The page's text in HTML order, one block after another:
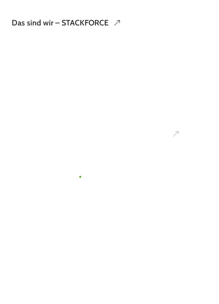
Das sind wir – STACKFORCE
.